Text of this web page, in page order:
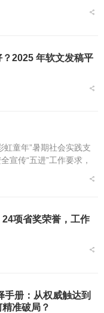
2025 年软文发稿平
童年”暑期社会实践支
宣传“五进”工作要求，
电力安全文化浸润行
项省奖荣誉，工作
手册：从权威触达到
准破局？